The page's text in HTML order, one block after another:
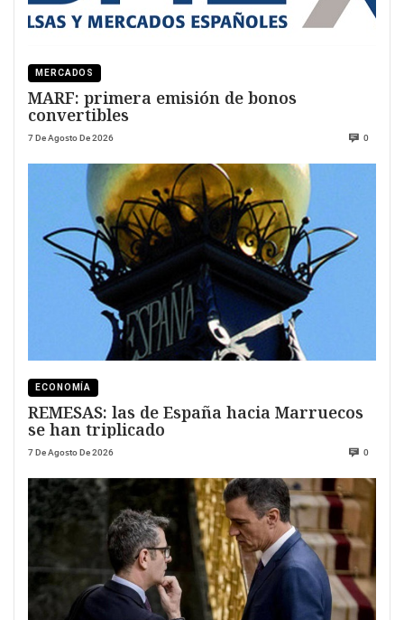
MERCADOS
MARF: primera emisión de bonos
convertibles
7 De Agosto De 2026 0
ECONOMÍA
REMESAS: las de España hacia Marruecos
se han triplicado
7 De Agosto De 2026 0